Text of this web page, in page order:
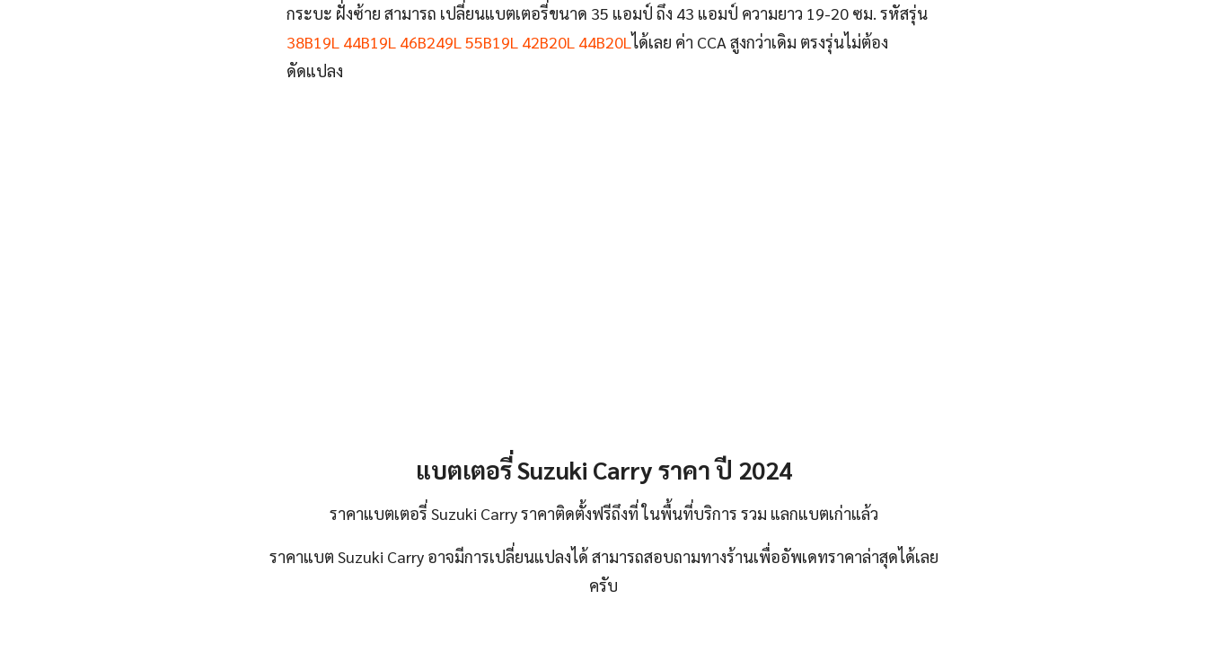
กระบะ ฝั่งซ้าย สามารถ เปลี่ยนแบตเตอรี่ขนาด 35 แอมป์ ถึง 43 แอมป์ ความยาว 19-20 ซม. รหัสรุ่น
38B19L 44B19L 46B249L 55B19L 42B20L 44B20L ได้เลย ค่า CCA สูงกว่าเดิม ตรงรุ่นไม่ต้อง
ดัดแปลง
แบตเตอรี่ Suzuki Carry ราคา ปี 2024
ราคาแบตเตอรี่ Suzuki Carry ราคาติดตั้งฟรีถึงที่ ในพื้นที่บริการ รวม แลกแบตเก่าแล้ว
ราคาแบต Suzuki Carry อาจมีการเปลี่ยนแปลงได้ สามารถสอบถามทางร้านเพื่ออัพเดทราคาล่าสุดได้เลย
ครับ